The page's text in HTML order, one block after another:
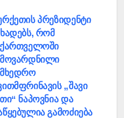
პრეზიდენტი
რომ
„შავი
ნაპოვნია და
გამოძიება